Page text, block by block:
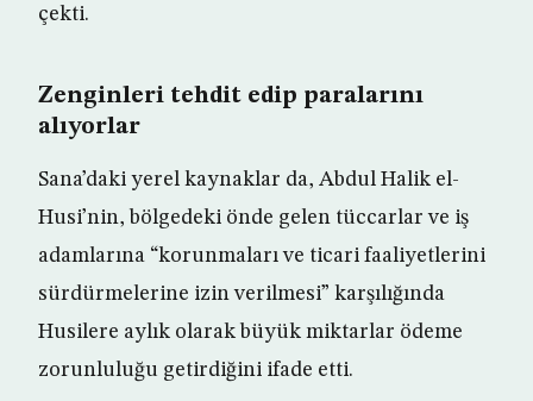
çekti.
Zenginleri tehdit edip paralarını
alıyorlar
Sana’daki yerel kaynaklar da, Abdul Halik el-
Husi’nin, bölgedeki önde gelen tüccarlar ve iş
adamlarına “korunmaları ve ticari faaliyetlerini
sürdürmelerine izin verilmesi” karşılığında
Husilere aylık olarak büyük miktarlar ödeme
zorunluluğu getirdiğini ifade etti.